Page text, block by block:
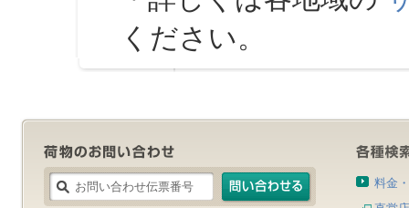
ください。
料金